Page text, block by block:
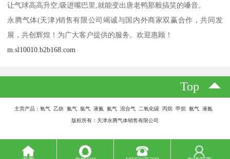
让气球高高升空;吸进嘴巴里,就能变出唐老鸭那般搞笑的嗓音。
永腾气体(天津)销售有限公司竭诚与国内外商家双赢合作，共同发
展，共创辉煌！为广大客户提供的服务。欢迎惠顾！
m.sl10010.b2b168.com
Top
主营产品：氧气 乙炔 氮气 氩气 液氮 氦气 混合气 二氧化碳 丙烷 甲烷 氨气 液氨
版权所有：天津永腾气体销售有限公司